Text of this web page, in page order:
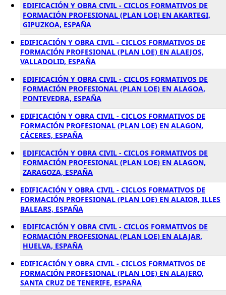
EDIFICACIÓN Y OBRA CIVIL - CICLOS FORMATIVOS DE
FORMACIÓN PROFESIONAL (PLAN LOE) EN AKARTEGI,
GIPUZKOA, ESPAÑA
EDIFICACIÓN Y OBRA CIVIL - CICLOS FORMATIVOS DE
FORMACIÓN PROFESIONAL (PLAN LOE) EN ALAEJOS,
VALLADOLID, ESPAÑA
EDIFICACIÓN Y OBRA CIVIL - CICLOS FORMATIVOS DE
FORMACIÓN PROFESIONAL (PLAN LOE) EN ALAGOA,
PONTEVEDRA, ESPAÑA
EDIFICACIÓN Y OBRA CIVIL - CICLOS FORMATIVOS DE
FORMACIÓN PROFESIONAL (PLAN LOE) EN ALAGON,
CÁCERES, ESPAÑA
EDIFICACIÓN Y OBRA CIVIL - CICLOS FORMATIVOS DE
FORMACIÓN PROFESIONAL (PLAN LOE) EN ALAGON,
ZARAGOZA, ESPAÑA
EDIFICACIÓN Y OBRA CIVIL - CICLOS FORMATIVOS DE
FORMACIÓN PROFESIONAL (PLAN LOE) EN ALAIOR, ILLES
BALEARS, ESPAÑA
EDIFICACIÓN Y OBRA CIVIL - CICLOS FORMATIVOS DE
FORMACIÓN PROFESIONAL (PLAN LOE) EN ALAJAR,
HUELVA, ESPAÑA
EDIFICACIÓN Y OBRA CIVIL - CICLOS FORMATIVOS DE
FORMACIÓN PROFESIONAL (PLAN LOE) EN ALAJERO,
SANTA CRUZ DE TENERIFE, ESPAÑA